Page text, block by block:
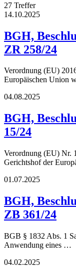
27 Treffer
14.10.2025
BGH,
ZR 258/24
Verordnung (EU)
Europäischen Union
04.08.2025
BGH,
15/24
Verordnung (EU) Nr.
Gerichtshof der
01.07.2025
BGH,
ZB 361/24
BGB § 1832 Abs. 1
Anwendung eines …
04.02.2025